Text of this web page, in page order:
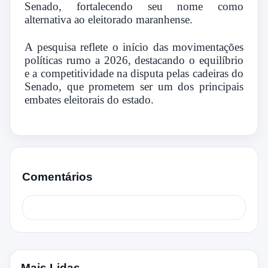
Senado, fortalecendo seu nome como
alternativa ao eleitorado maranhense.
A pesquisa reflete o início das movimentações
políticas rumo a 2026, destacando o equilíbrio
e a competitividade na disputa pelas cadeiras do
Senado, que prometem ser um dos principais
embates eleitorais do estado.
Comentários